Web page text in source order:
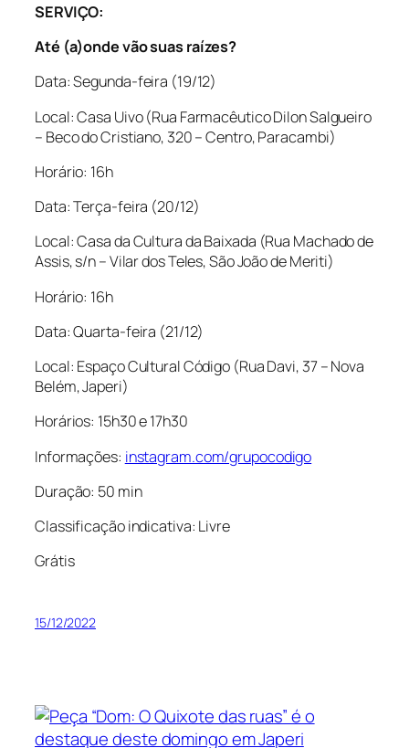
SERVIÇO:
Até (a)onde vão suas raízes?
Data: Segunda-feira (19/12)
Local: Casa Uivo (Rua Farmacêutico Dilon Salgueiro
– Beco do Cristiano, 320 – Centro, Paracambi)
Horário: 16h
Data: Terça-feira (20/12)
Local: Casa da Cultura da Baixada (Rua Machado de
Assis, s/n – Vilar dos Teles, São João de Meriti)
Horário: 16h
Data: Quarta-feira (21/12)
Local: Espaço Cultural Código (Rua Davi, 37 – Nova
Belém, Japeri)
Horários: 15h30 e 17h30
Informações: instagram.com/grupocodigo
Duração: 50 min
Classificação indicativa: Livre
Grátis
15/12/2022